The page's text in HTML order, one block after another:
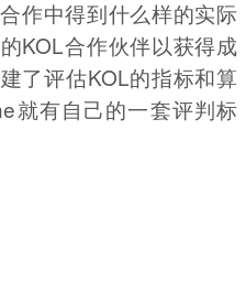
作中得到什么样的实际
KOL合作伙伴以获得成
了评估KOL的指标和算
就有自己的一套评判标